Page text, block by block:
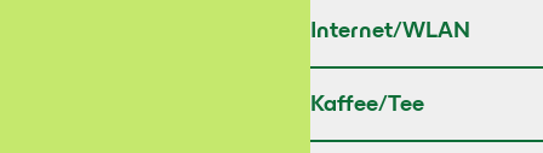
Internet/WLAN
Kaffee/Tee